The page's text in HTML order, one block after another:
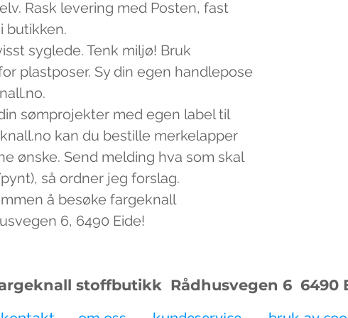
Rask levering med Posten, fast
butikken.
syglede. Tenk miljø! Bruk
plastposer. Sy din egen handlepose
sømprojekter med egen label til
kan du bestille merkelapper
ønske. Send melding hva som skal
så ordner jeg forslag.
å besøke fargeknall
6, 6490 Eide!
stoffbutikk Rådhusvegen 6 6490